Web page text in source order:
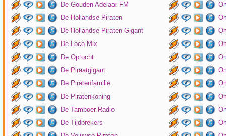
De Gouden Adelaar FM
De Hollandse Piraten
De Hollandse Piraten Gigant
De Loco Mix
De Optocht
De Piraatgigant
De Piratenfamilie
De Piratenkoning
De Tamboer Radio
De Tijdbrekers